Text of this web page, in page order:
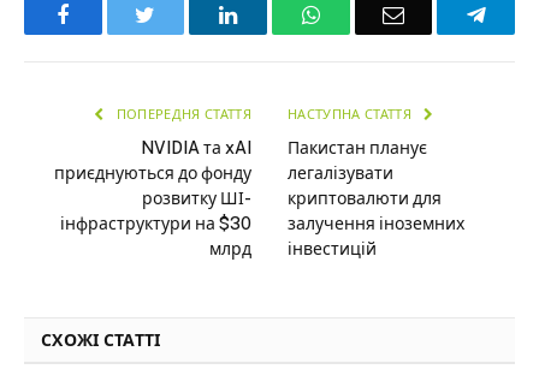
Facebook LinkedInWhatsAppEmail
ПОПЕРЕДНЯ СТАТТЯ
NVIDIA та xAI
приєднуються до фонду
розвитку ШІ-
інфраструктури на $30
млрд
НАСТУПНА СТАТТЯ
Пакистан планує
легалізувати
криптовалюти для
залучення іноземних
інвестицій
СХОЖІ СТАТТІ